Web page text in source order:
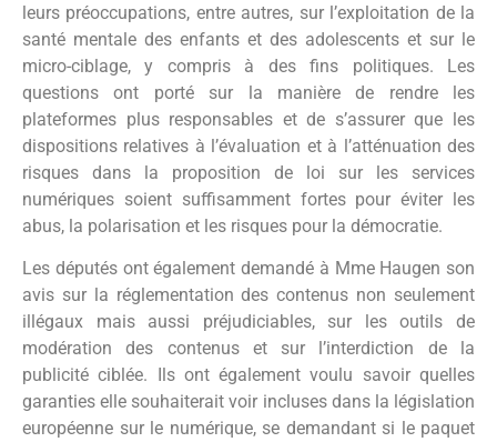
leurs préoccupations, entre autres, sur l’exploitation de la
santé mentale des enfants et des adolescents et sur le
micro-ciblage, y compris à des fins politiques. Les
questions ont porté sur la manière de rendre les
plateformes plus responsables et de s’assurer que les
dispositions relatives à l’évaluation et à l’atténuation des
risques dans la proposition de loi sur les services
numériques soient suffisamment fortes pour éviter les
abus, la polarisation et les risques pour la démocratie.
Les députés ont également demandé à Mme Haugen son
avis sur la réglementation des contenus non seulement
illégaux mais aussi préjudiciables, sur les outils de
modération des contenus et sur l’interdiction de la
publicité ciblée. Ils ont également voulu savoir quelles
garanties elle souhaiterait voir incluses dans la législation
européenne sur le numérique, se demandant si le paquet